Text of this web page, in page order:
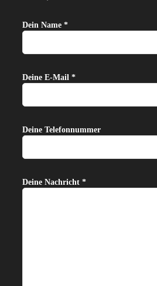
Dein Name *
Deine E-Mail *
Deine Telefonnummer
Deine Nachricht *